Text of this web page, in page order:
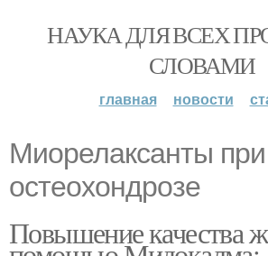
НАУКА ДЛЯ ВСЕХ
СЛОВАМИ
главная новости
Миорелаксанты при
остеохондрозе
Повышение качества